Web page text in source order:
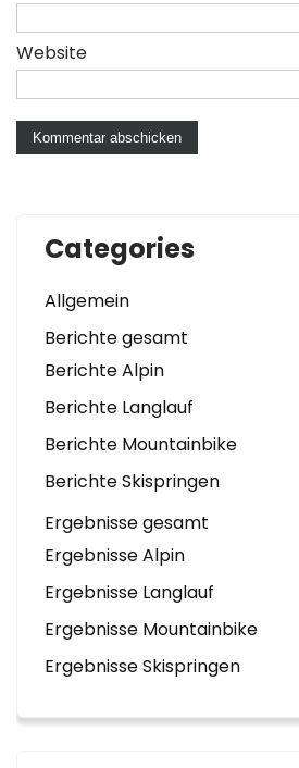
Website
Categories
Allgemein
Berichte gesamt
Berichte Alpin
Berichte Langlauf
Berichte Mountainbike
Berichte Skispringen
Ergebnisse gesamt
Ergebnisse Alpin
Ergebnisse Langlauf
Ergebnisse Mountainbike
Ergebnisse Skispringen